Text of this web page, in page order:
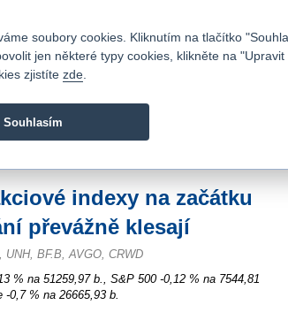
Fio banka je moderní česká banka. Poskytuje účty bez
indexy na začátku
převážně klesají
UNH, BF.B, AVGO, CRWD
% na 51259,97 b., S&P 500 -0,12 % na 7544,81
0,7 % na 26665,93 b.
soubory cookies. Kliknutím na tlačítko
jen některé typy cookies, klikněte na
zjistíte zde
Souhlasím